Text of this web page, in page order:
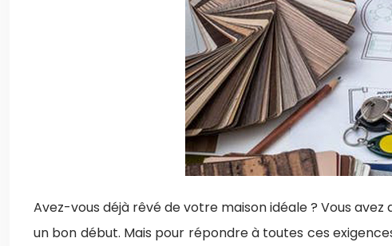
Avez-vous déjà rêvé de votre maison idéale ? Vous
un bon début. Mais pour répondre à toutes ces